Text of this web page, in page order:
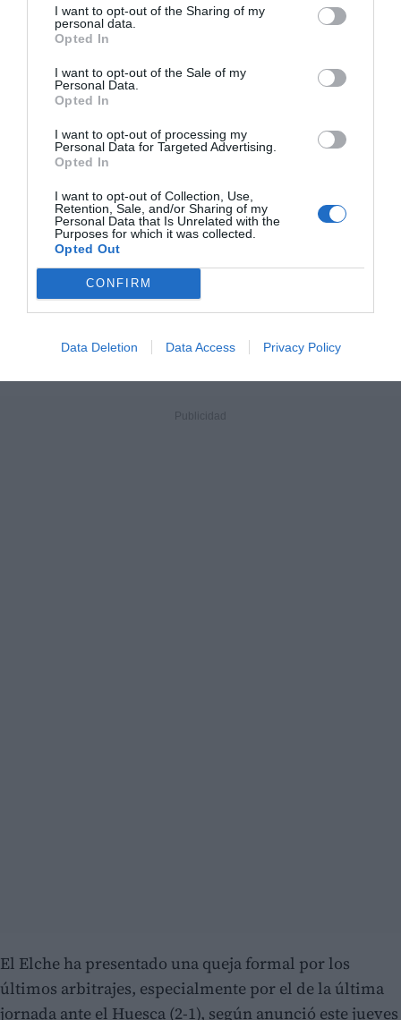
I want to opt-out of the Sharing of my
personal data.
Opted In
I want to opt-out of the Sale of my
Personal Data.
Opted In
I want to opt-out of processing my
Personal Data for Targeted Advertising.
Opted In
I want to opt-out of Collection, Use,
Retention, Sale, and/or Sharing of my
Personal Data that Is Unrelated with the
Purposes for which it was collected.
Opted Out
CONFIRM
Data Deletion Data Access Privacy Policy
El Elche ha presentado una queja formal por los
últimos arbitrajes, especialmente por el de la última
jornada ante el Huesca (2-1), según anunció este jueves